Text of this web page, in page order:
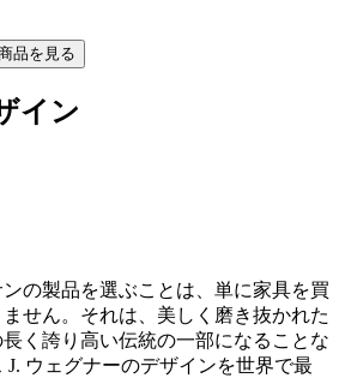
品を見る
イン
の製品を選ぶことは、単に家具を買
せん。それは、美しく磨き抜かれた
く誇り高い伝統の一部になることな
ウェグナーのデザインを世界で最